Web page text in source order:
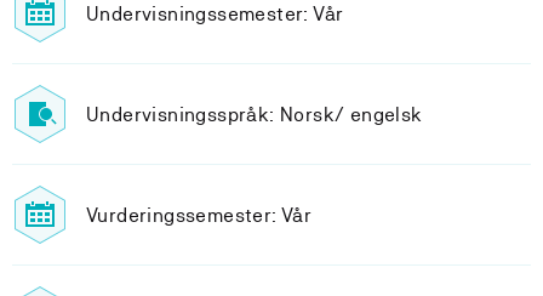
Undervisningssemester: Vår
Undervisningsspråk: Norsk/ engelsk
Vurderingssemester: Vår